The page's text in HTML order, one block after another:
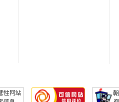
Xbox360 S版手机